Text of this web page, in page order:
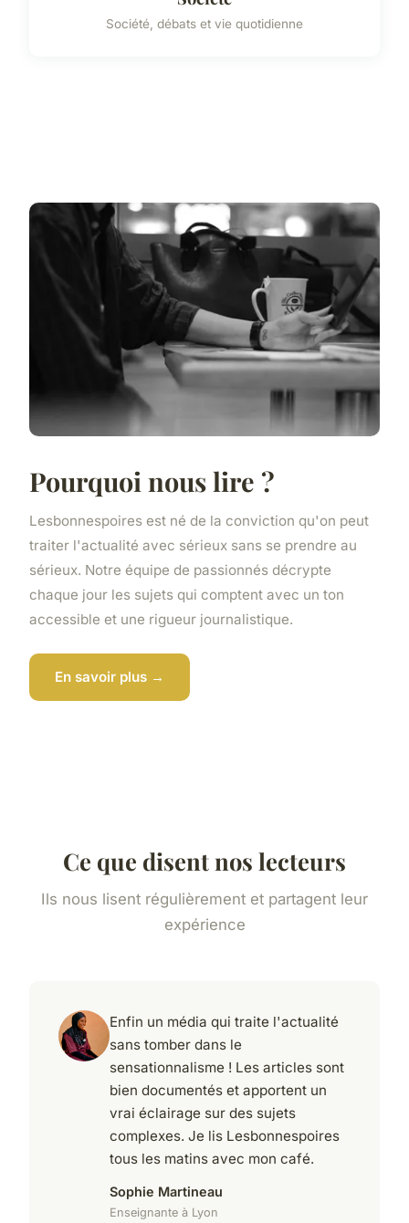
Société, débats et vie quotidienne
Pourquoi nous lire ?
Lesbonnespoires est né de la conviction qu'on peut
traiter l'actualité avec sérieux sans se prendre au
sérieux. Notre équipe de passionnés décrypte
chaque jour les sujets qui comptent avec un ton
accessible et une rigueur journalistique.
En savoir plus →
Ce que disent nos lecteurs
Ils nous lisent régulièrement et partagent leur
expérience
Enfin un média qui traite l'actualité
sans tomber dans le
sensationnalisme ! Les articles sont
bien documentés et apportent un
vrai éclairage sur des sujets
complexes. Je lis Lesbonnespoires
tous les matins avec mon café.
Sophie Martineau
Enseignante à Lyon